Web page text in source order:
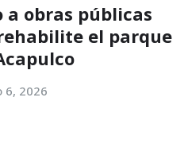
a obras públicas
el parque
6, 2026